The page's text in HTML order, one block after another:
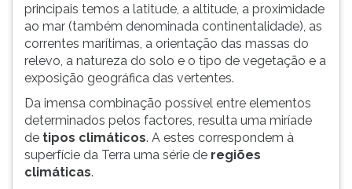
principais temos a latitude, a altitude, a proximidade
ao mar (também denominada continentalidade), as
correntes marítimas, a orientação das massas do
relevo, a natureza do solo e o tipo de vegetação e a
exposição geográfica das vertentes.
Da imensa combinação possível entre elementos
determinados pelos factores, resulta uma miríade
de tipos climáticos. A estes correspondem à
superfície da Terra uma série de regiões
climáticas.